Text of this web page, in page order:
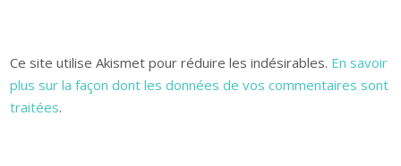
Ce site utilise Akismet pour réduire les indésirables. En savoir
plus sur la façon dont les données de vos commentaires sont
traitées.